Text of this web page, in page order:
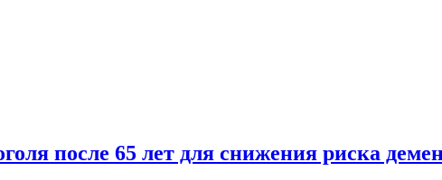
после 65 лет для снижения риска